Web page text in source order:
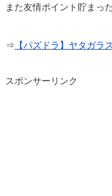
また友情ポイント貯まっ
⇒ 【パズドラ】ヤタガラ
スポンサーリンク